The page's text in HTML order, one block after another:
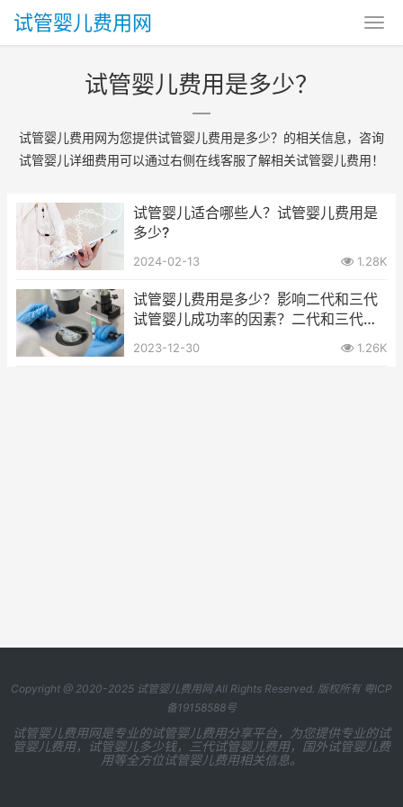
试管婴儿费用网
试管婴儿费用是多少？
试管婴儿费用网为您提供试管婴儿费用是多少？的相关信息，咨询
试管婴儿详细费用可以通过右侧在线客服了解相关试管婴儿费用！
试管婴儿适合哪些人？试管婴儿费用是
多少?
2024-02-13 1.28K
试管婴儿费用是多少？影响二代和三代
试管婴儿成功率的因素？二代和三代试
管的适用人群不同？
2023-12-30 1.26K
Copyright @ 2020-2025 试管婴儿费用网All Rights Reserved. 版权所有 粤ICP
备19158588号
试管婴儿费用网是专业的试管婴儿费用分享平台，为您提供专业的试
管婴儿费用，试管婴儿多少钱，三代试管婴儿费用，国外试管婴儿费
用等全方位试管婴儿费用相关信息。